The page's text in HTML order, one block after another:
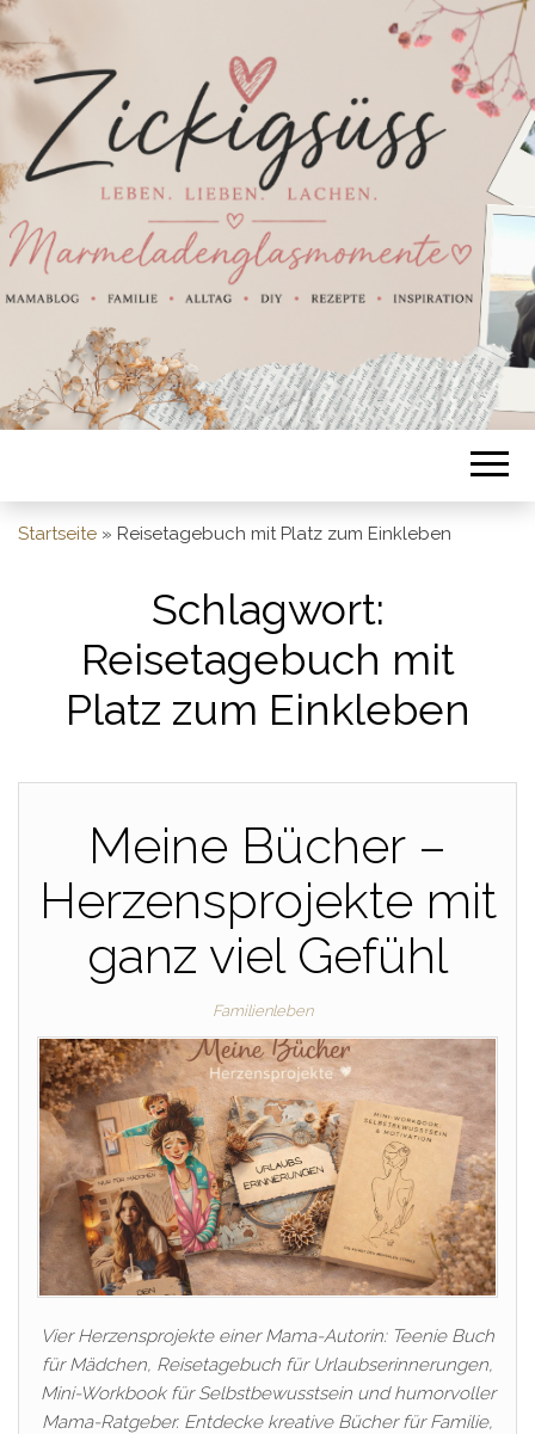
Startseite » Reisetagebuch mit Platz zum Einkleben
Schlagwort:
Reisetagebuch mit
Platz zum Einkleben
Meine Bücher –
Herzensprojekte mit
ganz viel Gefühl
Familienleben
Vier Herzensprojekte einer Mama-Autorin: Teenie Buch
für Mädchen, Reisetagebuch für Urlaubserinnerungen,
Mini-Workbook für Selbstbewusstsein und humorvoller
Mama-Ratgeber. Entdecke kreative Bücher für Familie,